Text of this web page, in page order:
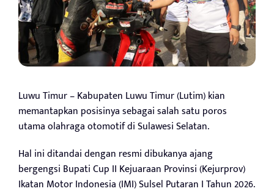
Luwu Timur – Kabupaten Luwu Timur (Lutim) kian
memantapkan posisinya sebagai salah satu poros
utama olahraga otomotif di Sulawesi Selatan.
Hal ini ditandai dengan resmi dibukanya ajang
bergengsi Bupati Cup II Kejuaraan Provinsi (Kejurprov)
Ikatan Motor Indonesia (IMI) Sulsel Putaran I Tahun 2026.